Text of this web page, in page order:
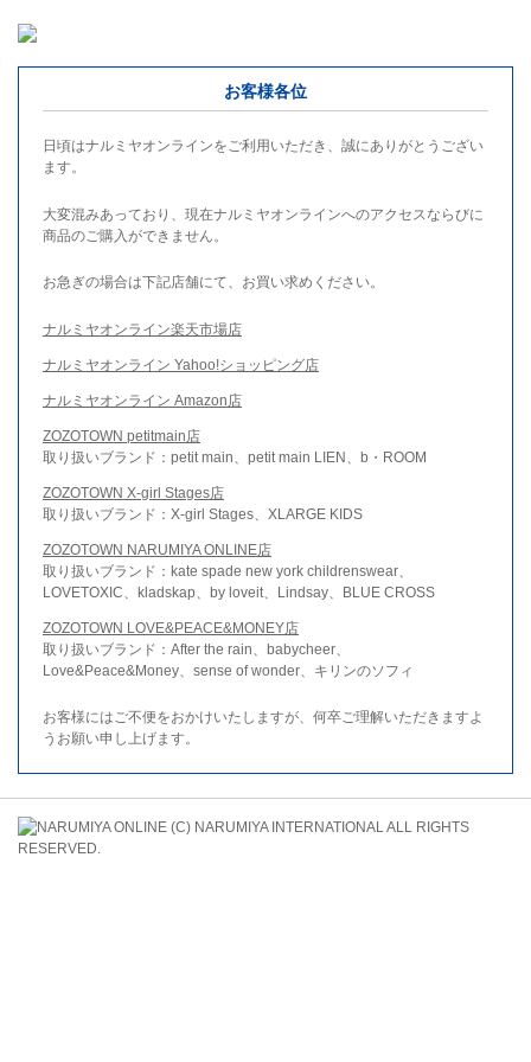
お客様各位
日頃はナルミヤオンラインをご利用いただき、誠にありがとうござい
ます。
大変混みあっており、現在ナルミヤオンラインへのアクセスならびに
商品のご購入ができません。
お急ぎの場合は下記店舗にて、お買い求めください。
ナルミヤオンライン楽天市場店
ナルミヤオンライン Yahoo!ショッピング店
ナルミヤオンライン Amazon店
ZOZOTOWN petitmain店
取り扱いブランド：petit main、petit main LIEN、b・ROOM
ZOZOTOWN X-girl Stages店
取り扱いブランド：X-girl Stages、XLARGE KIDS
ZOZOTOWN NARUMIYA ONLINE店
取り扱いブランド：kate spade new york childrenswear、
LOVETOXIC、kladskap、by loveit、Lindsay、BLUE CROSS
ZOZOTOWN LOVE&PEACE&MONEY店
取り扱いブランド：After the rain、babycheer、
Love&Peace&Money、sense of wonder、キリンのソフィ
お客様にはご不便をおかけいたしますが、何卒ご理解いただきますよ
うお願い申し上げます。